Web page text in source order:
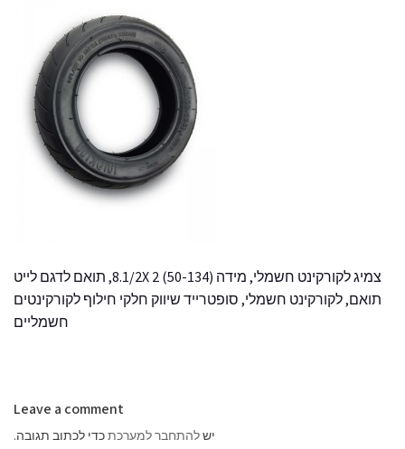
צמיג לקורקינט חשמלי, מידה (8.1/2X 2 (50-134, תואם לדגם לייט
תואם, לקורקינט חשמלי, סופטרייד שיווק חלקי חילוף לקורקינטים
חשמליים
Leave a comment
ישלהתחבר למערכתכדי לכתוב תגובה.